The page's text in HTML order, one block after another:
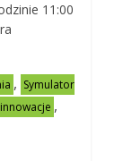
11:00
, Symulator
innowacje ,